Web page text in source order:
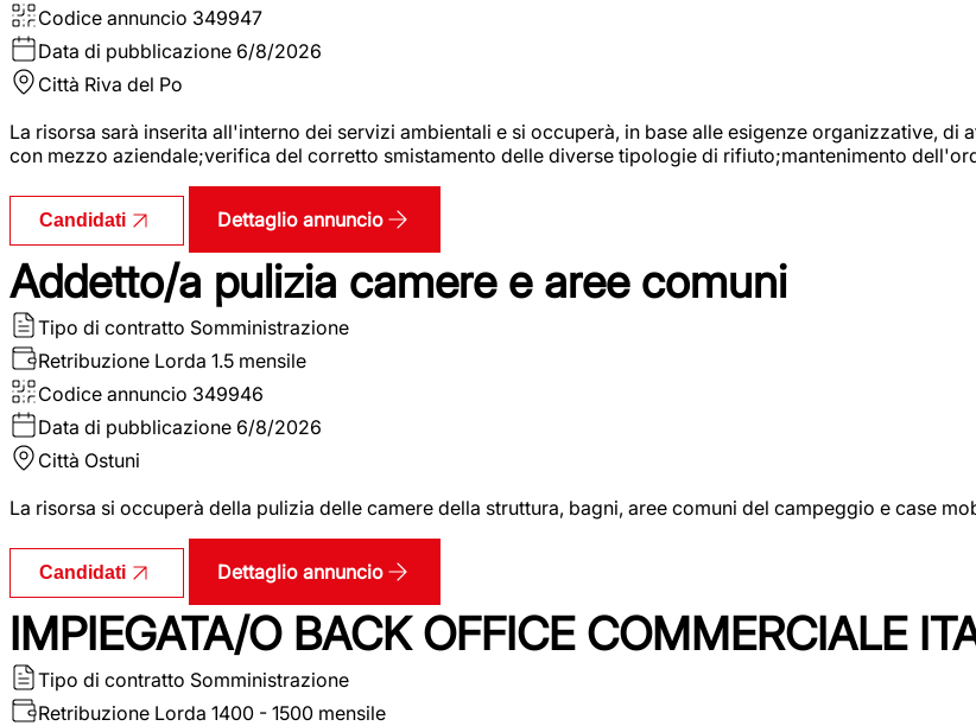
Codice annuncio 349947
Data di pubblicazione 6/8/2026
Città Riva del Po
La risorsa sarà inserita all'interno dei servizi ambientali e si occuperà, in base alle esigenze organizzative,
con mezzo aziendale;verifica del corretto smistamento delle diverse tipologie di rifiuto;mantenimento
Candidati Dettaglio annuncio
Addetto/a pulizia camere e aree comuni
Tipo di contratto Somministrazione
Retribuzione Lorda 1.5 mensile
Codice annuncio 349946
Data di pubblicazione 6/8/2026
Città Ostuni
La risorsa si occuperà della pulizia delle camere della struttura, bagni, aree comuni del campeggio e case
Candidati Dettaglio annuncio
IMPIEGATA/O BACK OFFICE COMMERCIALE
Tipo di contratto Somministrazione
Retribuzione Lorda 1400 - 1500 mensile